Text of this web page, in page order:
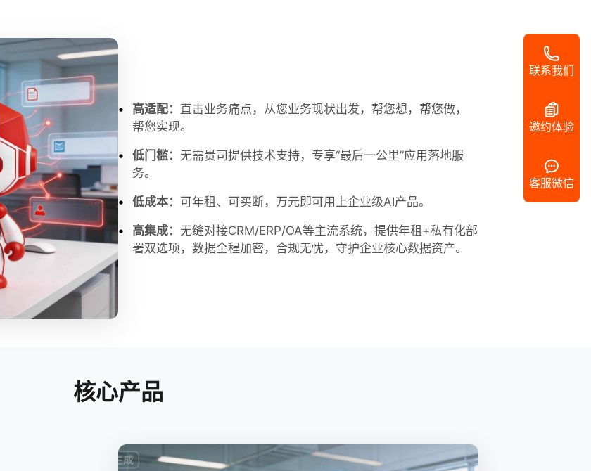
高适配： 直击业务痛点，从您业务现状出发，帮您想，帮您做，
帮您实现。
低门槛： 无需贵司提供技术支持，专享“最后一公里”应用落地服
务。
低成本： 可年租、可买断，万元即可用上企业级AI产品。
高集成： 无缝对接CRM/ERP/OA等主流系统，提供年租+私有化部
署双选项，数据全程加密，合规无忧，守护企业核心数据资产。
核心产品
联系我们
邀约体验
客服微信